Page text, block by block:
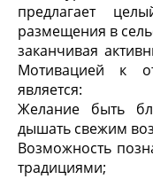
предлагает
размещения в
заканчивая
Мотивацией к
является:
Желание быть
дышать свежим
Возможность
традициями;